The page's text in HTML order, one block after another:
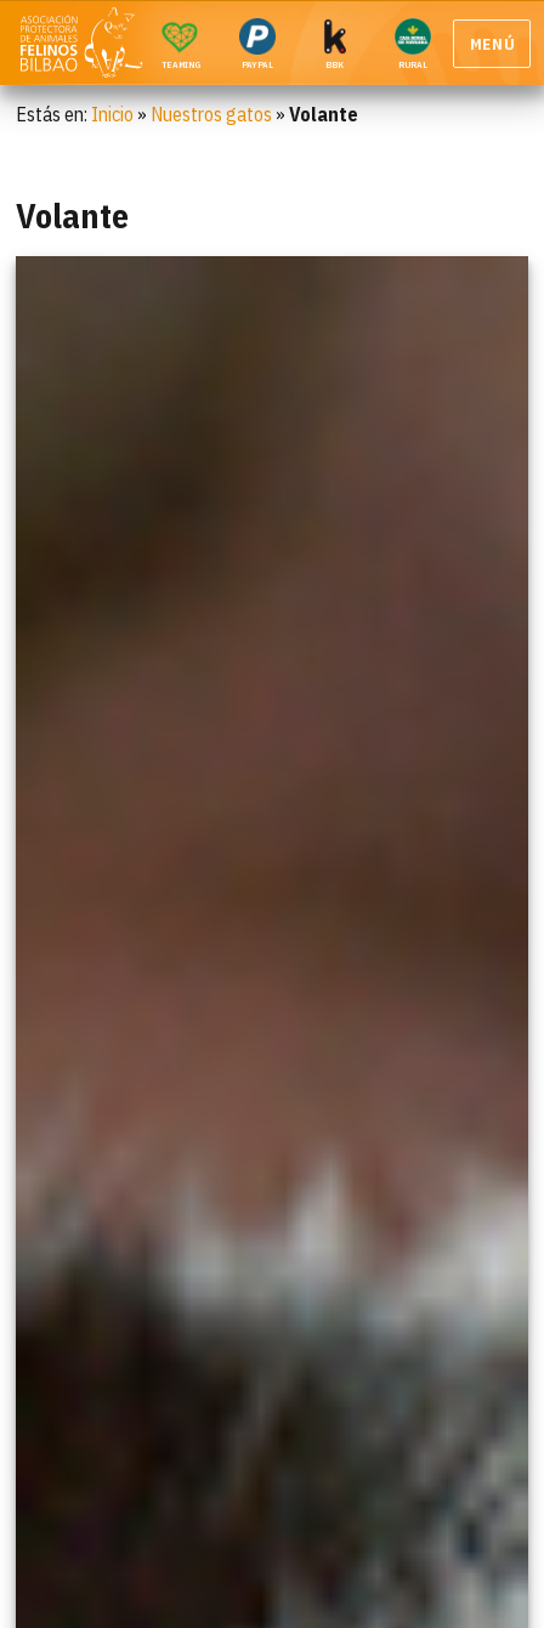
TEAMING PAYPAL BBK RURAL
MENÚ
Estás en: Inicio » Nuestros gatos »Volante
Volante